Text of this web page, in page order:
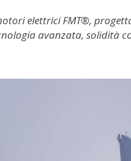
elettrici FMT®,
avanzata, solidità